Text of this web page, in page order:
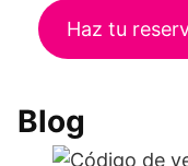
Haz tu
Blog